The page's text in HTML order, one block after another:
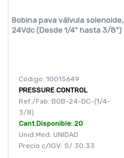
Bobina pava válvula solenoide,
24Vdc (Desde 1/4" hasta 3/8")
Código: 10015649
PRESSURE CONTROL
Ref./Fab: BOB-24-DC-(1/4-
3/8)
Cant.Disponible: 20
Unid.Med: UNIDAD
Precio c/IGV: S/ 30.33